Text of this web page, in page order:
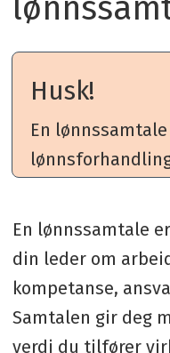
Husk!
En
En lønnssamtale
din leder om
kompetanse,
Samtalen gir deg
verdi du tilfører